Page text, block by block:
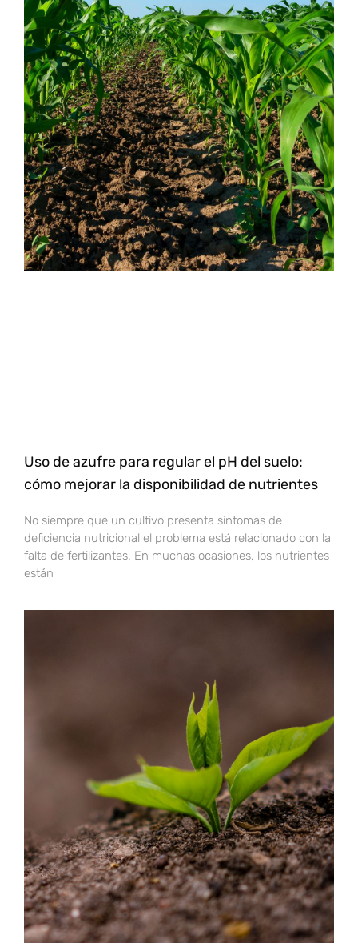
Uso de azufre para regular el pH del suelo:
cómo mejorar la disponibilidad de nutrientes
No siempre que un cultivo presenta síntomas de
deficiencia nutricional el problema está relacionado con la
falta de fertilizantes. En muchas ocasiones, los nutrientes
están